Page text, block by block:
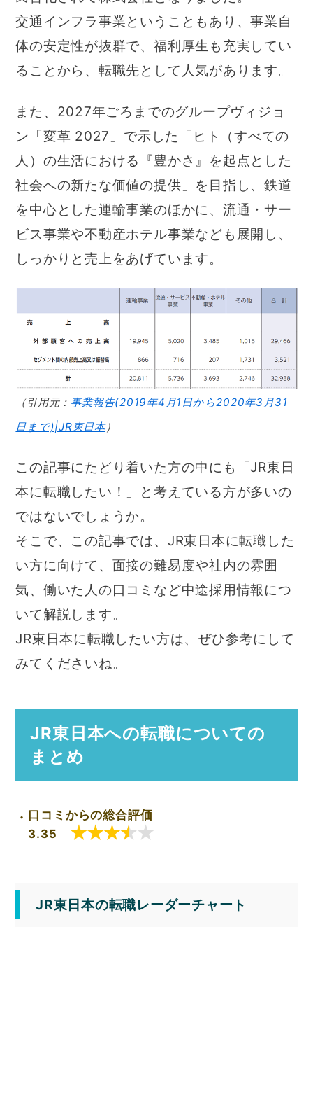
交通インフラ事業ということもあり、事業自
体の安定性が抜群で、福利厚生も充実してい
ることから、転職先として人気があります。
また、2027年ごろまでのグループヴィジョ
ン「変革 2027」で示した「ヒト（すべての
人）の生活における『豊かさ』を起点とした
社会への新たな価値の提供」を目指し、鉄道
を中心とした運輸事業のほかに、流通・サー
ビス事業や不動産ホテル事業なども展開し、
しっかりと売上をあげています。
（引用元： 事業報告(2019年4月1日から2020年3月31
日まで)|JR東日本）
この記事にたどり着いた方の中にも「JR東日
本に転職したい！」と考えている方が多いの
ではないでしょうか。
そこで、この記事では、JR東日本に転職した
い方に向けて、面接の難易度や社内の雰囲
気、働いた人の口コミなど中途採用情報につ
いて解説します。
JR東日本に転職したい方は、ぜひ参考にして
みてくださいね。
JR東日本への転職についての
まとめ
口コミからの総合評価
3.35
JR東日本の転職レーダーチャート